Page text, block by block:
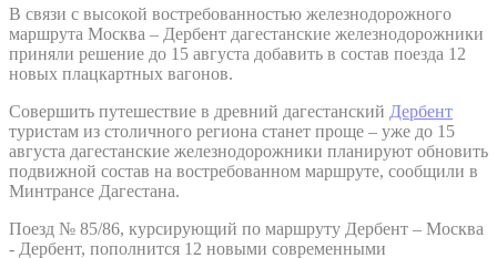
В связи с высокой востребованностью железнодорожного
маршрута Москва – Дербент дагестанские железнодорожники
приняли решение до 15 августа добавить в состав поезда 12
новых плацкартных вагонов.
Совершить путешествие в древний дагестанский Дербент
туристам из столичного региона станет проще – уже до 15
августа дагестанские железнодорожники планируют обновить
подвижной состав на востребованном маршруте, сообщили в
Минтрансе Дагестана.
Поезд № 85/86, курсирующий по маршруту Дербент – Москва
- Дербент, пополнится 12 новыми современными